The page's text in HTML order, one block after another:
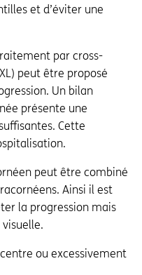
et d’éviter une
par cross-
peut être proposé
Un bilan
présente une
Cette
peut être combiné
Ainsi il est
la progression mais
ou excessivement